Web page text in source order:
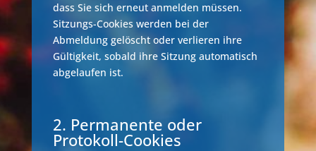
dass Sie sich erneut anmelden müssen.
Sitzungs-Cookies werden bei der
Abmeldung gelöscht oder verlieren ihre
Gültigkeit, sobald ihre Sitzung automatisch
abgelaufen ist.
2. Permanente oder
Protokoll-Cookies